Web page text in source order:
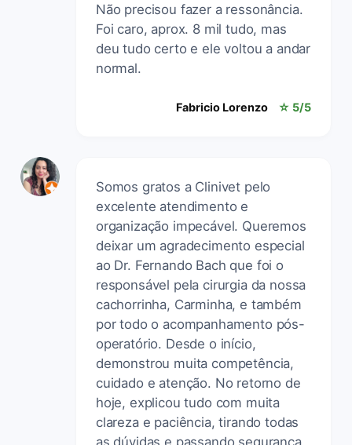
Não precisou fazer a ressonância.
Foi caro, aprox. 8 mil tudo, mas
deu tudo certo e ele voltou a andar
normal.
Fabricio Lorenzo ☆ 5/5
Somos gratos a Clinivet pelo
excelente atendimento e
organização impecável. Queremos
deixar um agradecimento especial
ao Dr. Fernando Bach que foi o
responsável pela cirurgia da nossa
cachorrinha, Carminha, e também
por todo o acompanhamento pós-
operatório. Desde o início,
demonstrou muita competência,
cuidado e atenção. No retorno de
hoje, explicou tudo com muita
clareza e paciência, tirando todas
as dúvidas e passando segurança